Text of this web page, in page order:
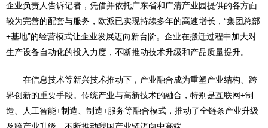
企业负责人告诉记者，凭借并依托广东省和广清产业园提供的各方面
较为完善的配套与服务，欧派已实现持续多年的高速增长，“集团总部
+基地”的经营模式让企业发展迈向新台阶。企业在搬迁过程中加大对
生产设备自动化的投入力度，不断推动技术升级和产品质量提升。
在信息技术等新兴技术推动下，产业融合成为重塑产业结构、跨
界创新的重要手段。传统产业与高新技术的融合，特别是互联网+制
造、人工智能+制造、制造+服务等融合模式，推动了全链条产业升级